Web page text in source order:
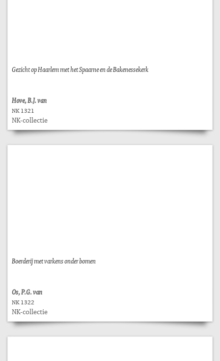
Gezicht op Haarlem met het Spaarne en de Bakenessekerk
Hove, B.J. van
NK 1321
NK-collectie
Boerderij met varkens onder bomen
Os, P.G. van
NK 1322
NK-collectie